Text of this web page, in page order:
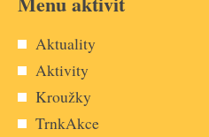
Aktuality
Aktivity
Kroužky
TrnkAkce